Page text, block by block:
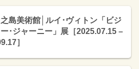
島美術館│ルイ･ヴィトン「ビジ
･ジャーニー」展［2025.07.15 –
］